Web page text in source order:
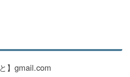
】gmail.com